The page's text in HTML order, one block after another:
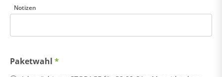
Notizen
Paketwahl